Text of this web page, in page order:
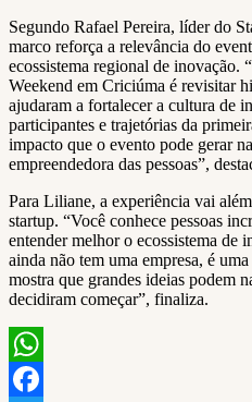
Segundo Rafael Pereira, líder do
marco reforça a relevância do
ecossistema regional de inovação.
Weekend em Criciúma é revisitar
ajudaram a fortalecer a cultura de
participantes e trajetórias da
impacto que o evento pode gerar
empreendedora das pessoas”,
Para Liliane, a experiência vai
startup. “Você conhece pessoas
entender melhor o ecossistema de
ainda não tem uma empresa, é
mostra que grandes ideias podem
decidiram começar”, finaliza.
WhatsApp